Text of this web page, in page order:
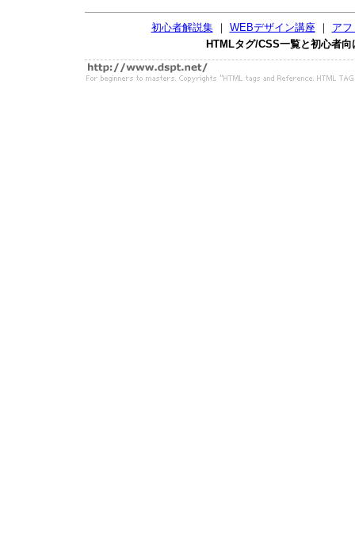
初心者解説集｜ WEBデザイン講座｜ ア
HTMLタグ/CSS一覧と初心者向